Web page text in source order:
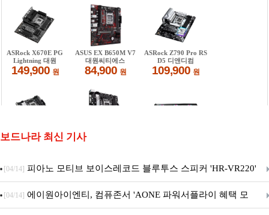
보드나라 최신 기사
[04/14] 피아노 모티브 보이스레코드 블루투스 스피커 'HR-VR220'
출시
[04/14] 에이원아이엔티, 컴퓨존서 'AONE 파워서플라이 혜택 모